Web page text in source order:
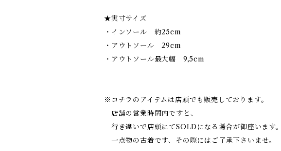
★実寸サイズ
・インソール 約25cm
・アウトソール 29cm
・アウトソール最大幅 9,5cm
※コチラのアイテムは店頭でも販売しております。
店舗の営業時間内ですと、
行き違いで店頭にてSOLDになる場合が御座います。
一点物の古着です、その際にはご了承下さいませ。